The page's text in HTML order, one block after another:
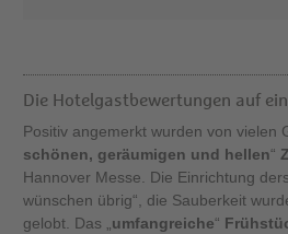
Die Hotelgastbewertungen auf
Positiv angemerkt wurden von vielen
schönen, geräumigen und hellen“
Hannover Messe. Die Einrichtung
wünschen übrig“, die Sauberkeit
gelobt. Das „umfangreiche“